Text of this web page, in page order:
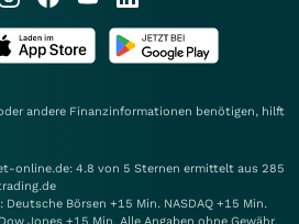
andere Finanzinformationen benötigen, hilft
online.de: 4.8 von 5 Sternen ermittelt aus 285
Börsen +15 Min. NASDAQ +15 Min.